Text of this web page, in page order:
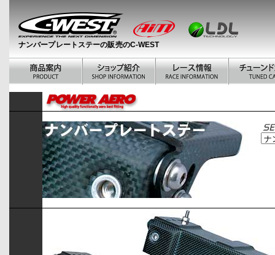
ナンバープレートステーの販売のC-WEST